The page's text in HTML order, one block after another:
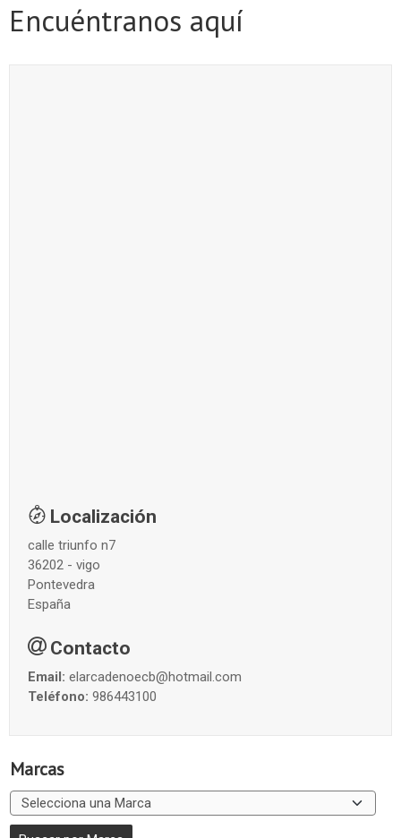
Marcas
Encuéntranos aquí
Localización
calle triunfo n7
36202 - vigo
Pontevedra
España
Contacto
Email: elarcadenoecb@hotmail.com
Teléfono: 986443100